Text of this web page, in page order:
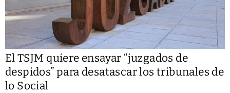
El TSJM quiere ensayar “juzgados de
despidos” para desatascar los tribunales de
lo Social